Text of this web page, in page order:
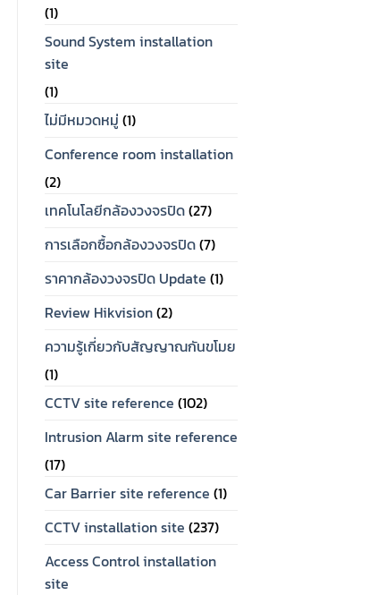
(1)
Sound System installation
site
(1)
ไม่มีหมวดหมู่ (1)
Conference room installation
(2)
เทคโนโลยีกล้องวงจรปิด(27)
การเลือกซื้อกล้องวงจรปิด(7)
ราคากล้องวงจรปิด Update (1)
Review Hikvision(2)
ความรู้เกี่ยวกับสัญญาณกันขโมย
(1)
CCTV site reference (102)
Intrusion Alarm site reference
(17)
Car Barrier site reference (1)
CCTV installation site (237)
Access Control installation
site